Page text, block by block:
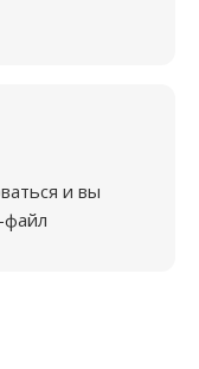
и вы
файл